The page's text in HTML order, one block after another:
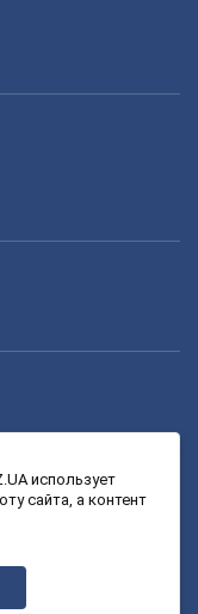
использует
сайта, а контент